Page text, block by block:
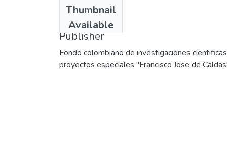
Thumbnail
Available
1978
Publisher
Fondo colombiano de investigaciones
proyectos especiales "Francisco Jose de